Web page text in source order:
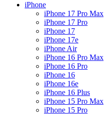
iPhone
iPhone 17 Pro Max
iPhone 17 Pro
iPhone 17
iPhone 17e
iPhone Air
iPhone 16 Pro Max
iPhone 16 Pro
iPhone 16
iPhone 16e
iPhone 16 Plus
iPhone 15 Pro Max
iPhone 15 Pro